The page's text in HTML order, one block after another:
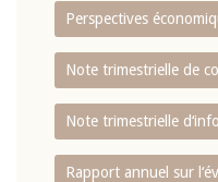
Perspectives
Note trimestrielle de
Note trimestrielle
Rapport annuel sur